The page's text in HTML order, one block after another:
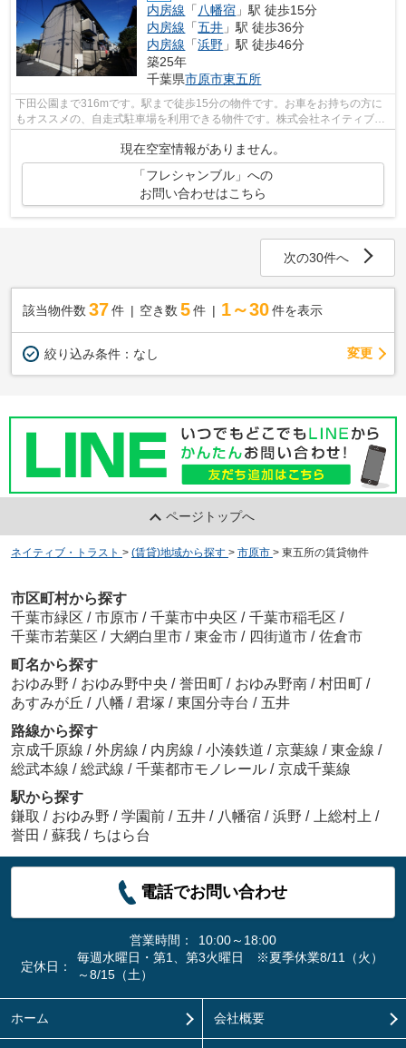
内房線 「 八幡宿 」駅 徒歩15分
内房線 「五井 」駅 徒歩36分
内房線 「浜野 」駅 徒歩46分
築25年
千葉県市原市東五所
下田公園まで316mです。駅まで徒歩15分の物件です。お車をお持ちの方に
もオススメの、自走式駐車場を利用できる物件です。株式会社ネイティブ・
トラストには市原市エリアの賃貸情報が...
現在空室情報がありません。
「フレシャンブル」への
お問い合わせはこちら
次の30件へ
該当物件数 37件 空き数 5 件 1～30 件を表示
絞り込み条件： なし 変更
ページトップへ
ネイティブ・トラスト > (賃貸)地域から探す > 市原市 > 東五所の賃貸物件
市区町村から探す
千葉市緑区 / 市原市 / 千葉市中央区 / 千葉市稲毛区 /
千葉市若葉区 / 大網白里市 / 東金市 / 四街道市 / 佐倉市
町名から探す
おゆみ野 / おゆみ野中央 / 誉田町 / おゆみ野南 / 村田町 /
あすみが丘 / 八幡 / 君塚 / 東国分寺台 / 五井
路線から探す
京成千原線 / 外房線 / 内房線 / 小湊鉄道 / 京葉線 / 東金線 /
総武本線 / 総武線 / 千葉都市モノレール / 京成千葉線
駅から探す
鎌取 / おゆみ野 / 学園前 / 五井 / 八幡宿 / 浜野 / 上総村上 /
誉田 / 蘇我 / ちはら台
電話でお問い合わせ
営業時間：
10:00～18:00
定休日：
毎週水曜日・第1、第3火曜日 ※夏季休業8/11（火）
～8/15（土）
ホーム 会社概要